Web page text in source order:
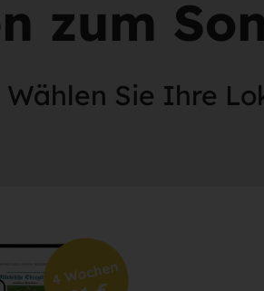
zum
Wählen Sie Ihre